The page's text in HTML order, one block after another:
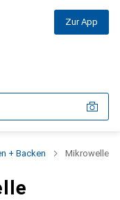
Zur App
+ Backen Mikrowelle